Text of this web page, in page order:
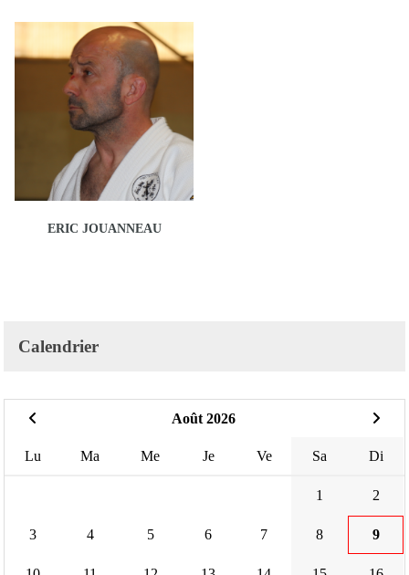
ERIC JOUANNEAU
Calendrier
Août 2026
Lu Ma Me Je Ve Sa Di
1 2
3 4 5 6 7 8 9